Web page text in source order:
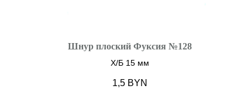
Шнур плоский Фуксия №128
Х/Б 15 мм
1,5 BYN